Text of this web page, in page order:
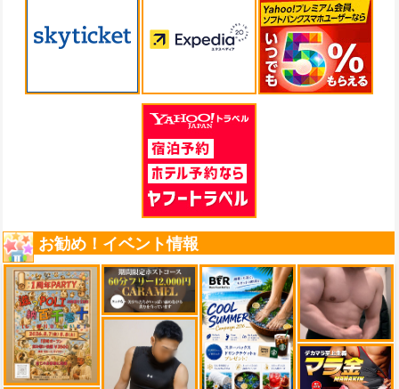
お勧め！イベント情報